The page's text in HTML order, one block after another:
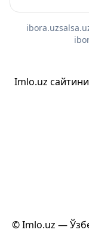
ibora.uz
Imlo.uz
© Imlo.uz —